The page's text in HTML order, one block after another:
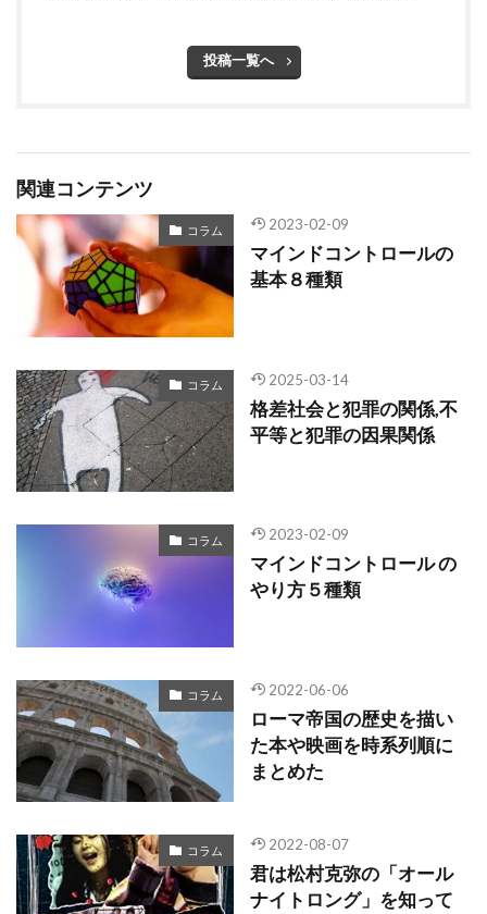
投稿一覧へ
関連コンテンツ
コラム 2023-02-09
マインドコントロールの
基本８種類
コラム 2025-03-14
格差社会と犯罪の関係,不
平等と犯罪の因果関係
コラム 2023-02-09
マインドコントロール の
やり方５種類
コラム 2022-06-06
ローマ帝国の歴史を描い
た本や映画を時系列順に
まとめた
コラム 2022-08-07
君は松村克弥の「オール
ナイトロング」を知って